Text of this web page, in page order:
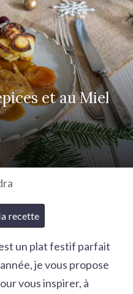
et au Miel
recette
un plat festif parfait
je vous propose
vous inspirer, à